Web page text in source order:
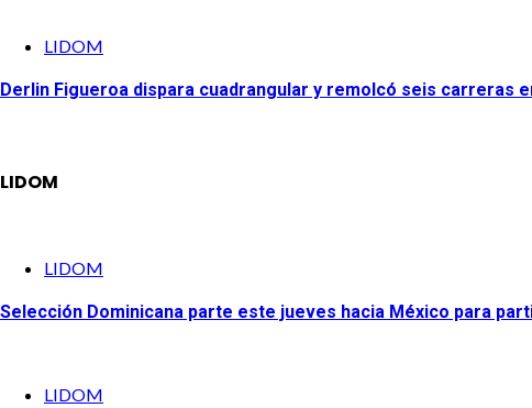
LIDOM
Derlin Figueroa dispara cuadrangular y remolcó seis carreras
LIDOM
LIDOM
Selección Dominicana parte este jueves hacia México para
LIDOM